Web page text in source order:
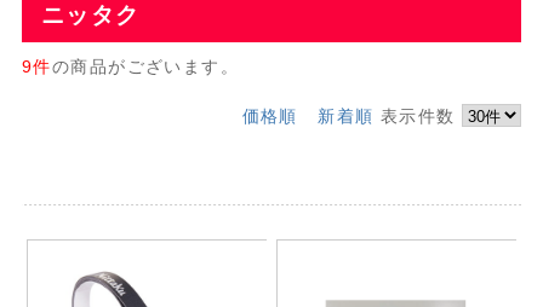
ニッタク
9件の商品がございます。
価格順 新着順 表示件数